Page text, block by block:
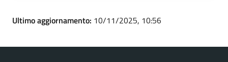
Ultimo aggiornamento: 10/11/2025, 10:56